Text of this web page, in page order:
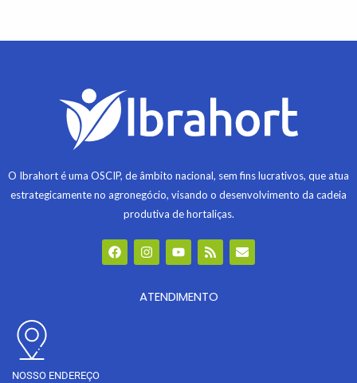
O Ibrahort é uma OSCIP, de âmbito nacional, sem fins lucrativos, que atua
estrategicamente no agronegócio, visando o desenvolvimento da cadeia
produtiva de hortaliças.
F
a
c
I
n
s
a
Y
o
u
u
R
s
s
E
n
v
ATENDIMENTO
NOSSO ENDEREÇO